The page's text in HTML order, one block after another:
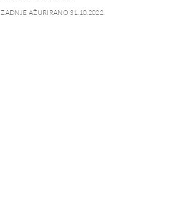
ZADNJE AŽURIRANO 31.10.2022.